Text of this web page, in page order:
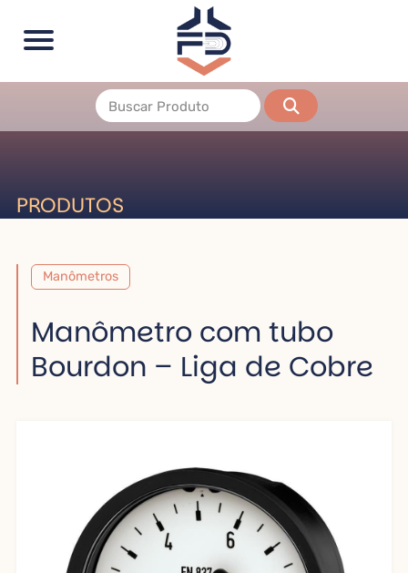
PRODUTOS
Manômetros
Manômetro com tubo
Bourdon – Liga de Cobre